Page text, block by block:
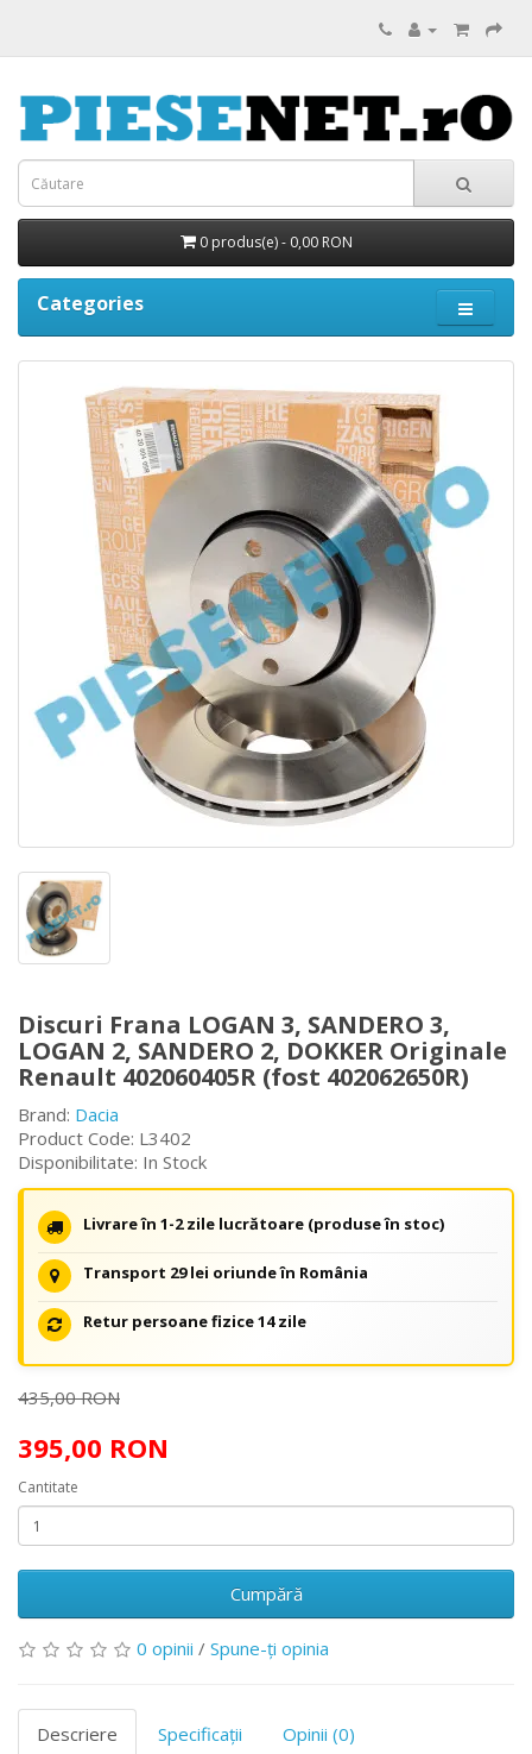
0 produs(e) - 0,00 RON
Categories
Discuri Frana LOGAN 3, SANDERO 3,
LOGAN 2, SANDERO 2, DOKKER Originale
Renault 402060405R (fost 402062650R)
Brand: Dacia
Product Code: L3402
Disponibilitate: In Stock
Livrare în 1-2 zile lucrătoare (produse în stoc)
Transport 29 lei oriunde în România
Retur persoane fizice 14 zile
435,00 RON
395,00 RON
Cantitate
Cumpără
0 opinii / Spune-ţi opinia
Descriere Specificaţii Opinii (0)